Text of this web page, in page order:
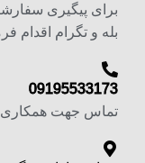
برای پیگیری
بله و تگرام اقدام
09195533173
تماس جهت همکاری